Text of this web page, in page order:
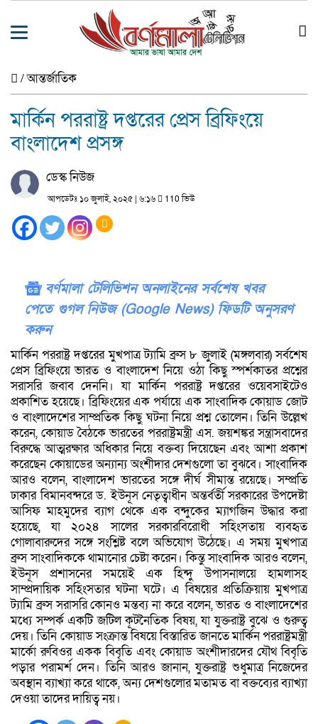
/আন্তর্জাতিক
মার্কিন পররাষ্ট্র দপ্তরের প্রেস ব্রিফিংয়ে
বাংলাদেশ প্রসঙ্গ
ডেস্ক নিউজ
আপডেটঃ ১০ জুলাই, ২০২৫ | ৬:১৬ 110 ভিউ
বর্ণমালা টেলিভিশন অনলাইনের সর্বশেষ খবর
পেতে গুগল নিউজ (Google News) ফিডটি অনুসরণ
করুন
মার্কিন পররাষ্ট্র দপ্তরের মুখপাত্র ট্যামি ব্রুস ৮ জুলাই (মঙ্গলবার) সর্বশেষ
প্রেস ব্রিফিংয়ে ভারত ও বাংলাদেশ নিয়ে ওঠা কিছু স্পর্শকাতর প্রশ্নের
সরাসরি জবাব দেননি। যা মার্কিন পররাষ্ট্র দপ্তরের ওয়েবসাইটেও
প্রকাশিত হয়েছে। ব্রিফিংয়ের এক পর্যায়ে এক সাংবাদিক কোয়াড জোট
ও বাংলাদেশের সাম্প্রতিক কিছু ঘটনা নিয়ে প্রশ্ন তোলেন। তিনি উল্লেখ
করেন, কোয়াড বৈঠকে ভারতের পররাষ্ট্রমন্ত্রী এস. জয়শঙ্কর সন্ত্রাসবাদের
বিরুদ্ধে আত্মরক্ষার অধিকার নিয়ে বক্তব্য দিয়েছেন এবং আশা প্রকাশ
করেছেন কোয়াডের অন্যান্য অংশীদার দেশগুলো তা বুঝবে। সাংবাদিক
আরও বলেন, বাংলাদেশ ভারতের সঙ্গে দীর্ঘ সীমান্ত রয়েছে। সম্প্রতি
ঢাকার বিমানবন্দরে ড. ইউনূস নেতৃত্বাধীন অন্তর্বর্তী সরকারের উপদেষ্টা
আসিফ মাহমুদের ব্যাগ থেকে এক বন্দুকের ম্যাগজিন উদ্ধার করা
হয়েছে, যা ২০২৪ সালের সরকারবিরোধী সহিংসতায় ব্যবহৃত
গোলাবারুদের সঙ্গে সংশ্লিষ্ট বলে অভিযোগ উঠেছে। এ সময় মুখপাত্র
ব্রুস সাংবাদিককে থামানোর চেষ্টা করেন। কিন্তু সাংবাদিক আরও বলেন,
ইউনূস প্রশাসনের সময়েই এক হিন্দু উপাসনালয়ে হামলাসহ
সাম্প্রদায়িক সহিংসতার ঘটনা ঘটে। এ বিষয়ের প্রতিক্রিয়ায় মুখপাত্র
ট্যামি ব্রুস সরাসরি কোনও মন্তব্য না করে বলেন, ভারত ও বাংলাদেশের
মধ্যে সম্পর্ক একটি জটিল কূটনৈতিক বিষয়, যা যুক্তরাষ্ট্র বুঝে ও গুরুত্ব
দেয়। তিনি কোয়াড সংক্রান্ত বিষয়ে বিস্তারিত জানতে মার্কিন পররাষ্ট্রমন্ত্রী
মার্কো রুবিওর একক বিবৃতি এবং কোয়াড অংশীদারদের যৌথ বিবৃতি
পড়ার পরামর্শ দেন। তিনি আরও জানান, যুক্তরাষ্ট্র শুধুমাত্র নিজেদের
অবস্থান ব্যাখ্যা করে থাকে, অন্য দেশগুলোর মতামত বা বক্তব্যের ব্যাখ্যা
দেওয়া তাদের দায়িত্ব নয়।